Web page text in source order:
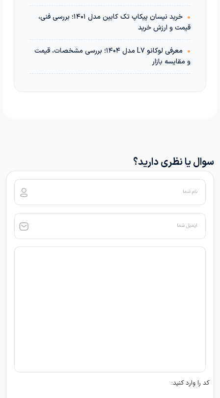
•
خرید نیسان پیکاپ تک کابین مدل ۱۴۰۱؛ بررسی فنی،
قیمت و ارزش خرید
•
معرفی لوکانو L7 مدل ۱۴۰۴؛ بررسی مشخصات، قیمت
و مقایسه بازار
سوال یا نظری دارید؟
نام شما
ایمیل شما
کد را وارد کنید: